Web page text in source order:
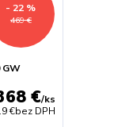
469 €
- 22 %
GW
€/ks
€bez DPH